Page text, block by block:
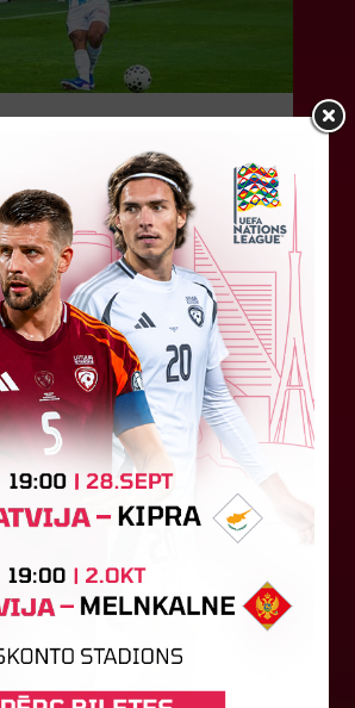
vakarā savas spēles UEFA
līgas kvalifikācijas trešajā kārtā
Latvijas klubi. FC RFS izbraukumā ar
"Jablonec"...
06. augusts 2026.
labāko "LuckyBet" SFL